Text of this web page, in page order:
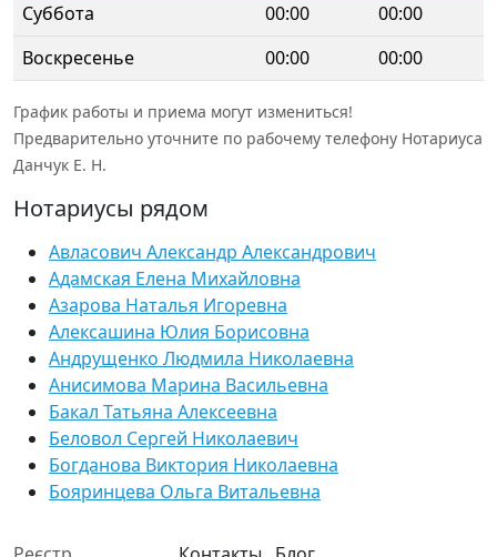
Суббота
00:00
00:00
Воскресенье
00:00 00:00
График работы и приема могут измениться!
Предварительно уточните по рабочему телефону Нотариуса
Данчук Е. Н.
Нотариусы рядом
Авласович Александр Александрович
Адамская Елена Михайловна
Азарова Наталья Игоревна
Алексашина Юлия Борисовна
Андрущенко Людмила Николаевна
Анисимова Марина Васильевна
Бакал Татьяна Алексеевна
Беловол Сергей Николаевич
Богданова Виктория Николаевна
Бояринцева Ольга Витальевна